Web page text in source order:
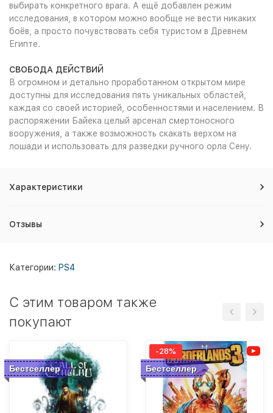
выбирать конкретного врага. А ещё добавлен режим
исследования, в котором можно вообще не вести никаких
боёв, а просто почувствовать себя туристом в Древнем
Египте.
СВОБОДА ДЕЙСТВИЙ
В огромном и детально проработанном открытом мире
доступны для исследования пять уникальных областей,
каждая со своей историей, особенностями и населением. В
распоряжении Байека целый арсенал смертоносного
вооружения, а также возможность скакать верхом на
лошади и использовать для разведки ручного орла Сену.
Характеристики
Отзывы
Категории: PS4
C этим товаром также
покупают
Бестселлер Бестселлер
-28%